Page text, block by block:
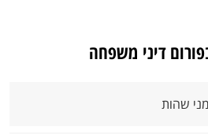
דיני משפחה
שהות